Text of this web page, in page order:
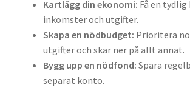
Kartlägg din ekonomi: Få en tydlig
inkomster och utgifter.
Skapa en nödbudget: Prioritera
utgifter och skär ner på allt annat.
Bygg upp en nödfond: Spara
separat konto.